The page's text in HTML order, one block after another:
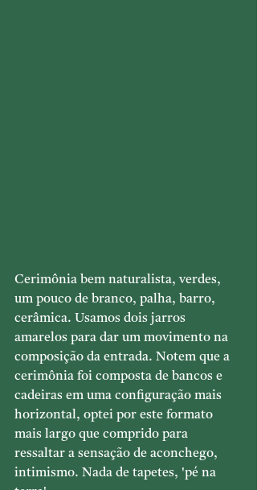
Cerimônia bem naturalista, verdes,
um pouco de branco, palha, barro,
cerâmica. Usamos dois jarros
amarelos para dar um movimento na
composição da entrada. Notem que a
cerimônia foi composta de bancos e
cadeiras em uma configuração mais
horizontal, optei por este formato
mais largo que comprido para
ressaltar a sensação de aconchego,
intimismo. Nada de tapetes, 'pé na